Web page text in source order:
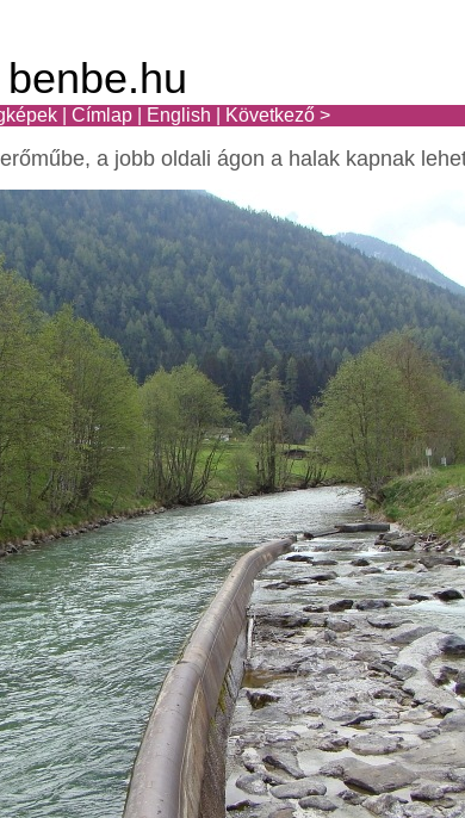
benbe.hu
Címlap English Következő >
a jobb oldali ágon a halak kapnak